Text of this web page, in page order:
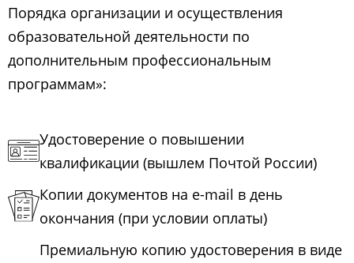
Порядка организации и осуществления
образовательной деятельности по
дополнительным профессиональным
программам»:
Удостоверение о повышении
квалификации (вышлем Почтой России)
Копии документов на e-mail в день
окончания (при условии оплаты)
Премиальную копию удостоверения в виде